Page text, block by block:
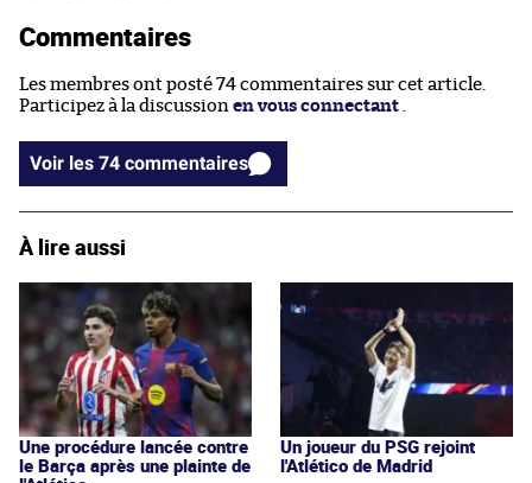
Commentaires
Les membres ont posté 74 commentaires sur cet article.
Participez à la discussion en vous connectant
Voir les 74 commentaires
À lire aussi
Une procédure lancée contre
le Barça après une plainte de
Un joueur du PSG rejoint
l'Atlético de Madrid